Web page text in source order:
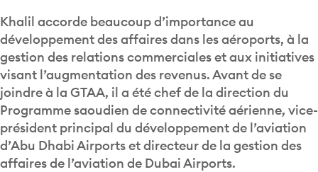
Khalil accorde beaucoup d’importance au
développement des affaires dans les aéroports, à la
gestion des relations commerciales et aux initiatives
visant l’augmentation des revenus. Avant de se
joindre à la GTAA, il a été chef de la direction du
Programme saoudien de connectivité aérienne, vice-
président principal du développement de l’aviation
d’Abu Dhabi Airports et directeur de la gestion des
affaires de l’aviation de Dubai Airports.